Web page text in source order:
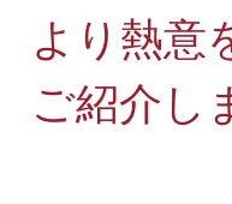
より熱意
ご紹介し